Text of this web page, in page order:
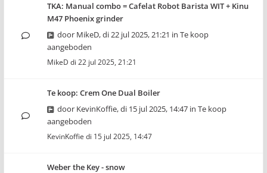
TKA: Manual combo = Cafelat Robot Barista WIT + Kinu
M47 Phoenix grinder
door MikeD,di 22 jul 2025, 21:21 in Te koop
aangeboden
MikeD di 22 jul 2025, 21:21
Te koop: Crem One Dual Boiler
door KevinKoffie,di 15 jul 2025, 14:47 in Te koop
aangeboden
KevinKoffie di 15 jul 2025, 14:47
Weber the Key - snow